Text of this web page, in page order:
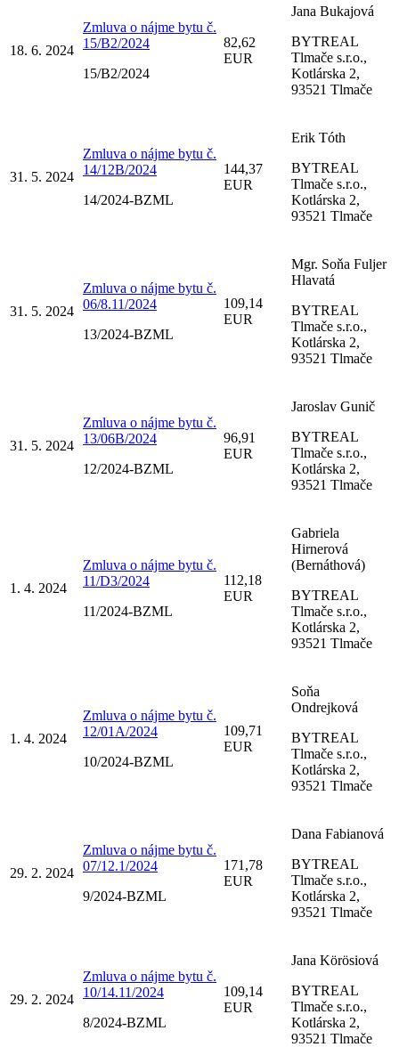
18. 6. 2024
Zmluva o nájme bytu č.
15/B2/2024
15/B2/2024
82,62
EUR
Jana Bukajová
BYTREAL
Tlmače s.r.o.,
Kotlárska 2,
93521 Tlmače
31. 5. 2024
Zmluva o nájme bytu č.
14/12B/2024
14/2024-BZML
144,37
EUR
Erik Tóth
BYTREAL
Tlmače s.r.o.,
Kotlárska 2,
93521 Tlmače
31. 5. 2024
Zmluva o nájme bytu č.
06/8.11/2024
13/2024-BZML
109,14
EUR
Mgr. Soňa Fuljer
Hlavatá
BYTREAL
Tlmače s.r.o.,
Kotlárska 2,
93521 Tlmače
31. 5. 2024
Zmluva o nájme bytu č.
13/06B/2024
12/2024-BZML
96,91
EUR
Jaroslav Gunič
BYTREAL
Tlmače s.r.o.,
Kotlárska 2,
93521 Tlmače
1. 4. 2024
Zmluva o nájme bytu č.
11/D3/2024
11/2024-BZML
112,18
EUR
Gabriela
Hirnerová
(Bernáthová)
BYTREAL
Tlmače s.r.o.,
Kotlárska 2,
93521 Tlmače
1. 4. 2024
Zmluva o nájme bytu č.
12/01A/2024
10/2024-BZML
109,71
EUR
Soňa
Ondrejková
BYTREAL
Tlmače s.r.o.,
Kotlárska 2,
93521 Tlmače
29. 2. 2024
Zmluva o nájme bytu č.
07/12.1/2024
9/2024-BZML
171,78
EUR
Dana Fabianová
BYTREAL
Tlmače s.r.o.,
Kotlárska 2,
93521 Tlmače
29. 2. 2024
Zmluva o nájme bytu č.
10/14.11/2024
8/2024-BZML
109,14
EUR
Jana Körösiová
BYTREAL
Tlmače s.r.o.,
Kotlárska 2,
93521 Tlmače